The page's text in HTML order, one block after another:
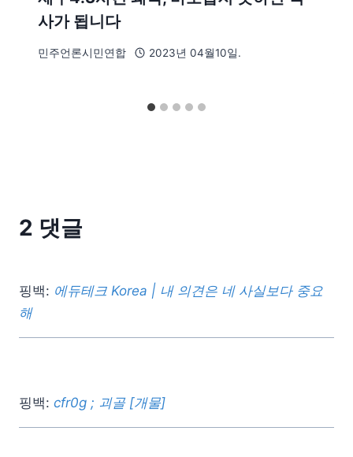
사가 됩니다
민주언론시민연합 2023년 04월10일.
2 댓글
핑백: 에듀테크 Korea | 내 의견은 네 사실보다 중요
해
핑백: cfr0g ; 괴골 [개물]